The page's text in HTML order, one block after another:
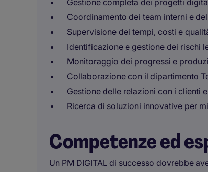
Gestione completa dei progetti
Coordinamento dei team interni e
Supervisione dei tempi, costi e
Identificazione e gestione dei rischi
Monitoraggio dei progressi e
Collaborazione con il dipartimento
Gestione delle relazioni con i clienti
Ricerca di soluzioni innovative per
Competenze ed
Un PM DIGITAL di successo dovrebbe